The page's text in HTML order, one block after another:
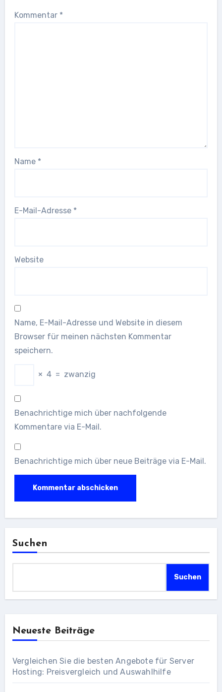
Kommentar *
Name *
E-Mail-Adresse *
Website
Name, E-Mail-Adresse und Website in diesem
Browser für meinen nächsten Kommentar
speichern.
× 4 = zwanzig
Benachrichtige mich über nachfolgende
Kommentare via E-Mail.
Benachrichtige mich über neue Beiträge via E-Mail.
Suchen
Suchen
Neueste Beiträge
Vergleichen Sie die besten Angebote für Server
Hosting: Preisvergleich und Auswahlhilfe